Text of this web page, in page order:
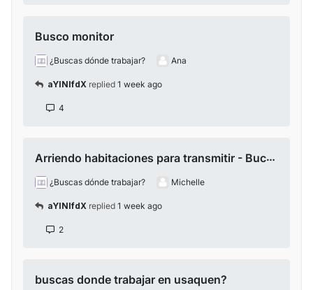
Busco monitor
¿Buscas dónde trabajar? Ana
aYlNlfdX replied 1 week ago
4
Arriendo habitaciones para transmitir - Bucaramanga
¿Buscas dónde trabajar? Michelle
aYlNlfdX replied 1 week ago
2
buscas donde trabajar en usaquen?